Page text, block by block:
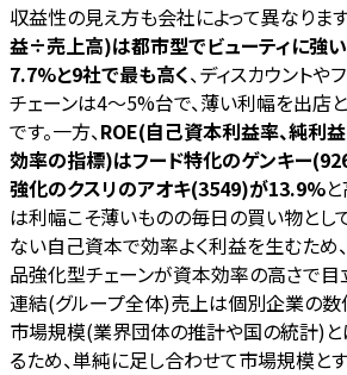
収益性の見え方も会社によって異なります
益÷売上高)は都市型でビューティに強
7.7%と9社で最も高く、ディスカウント
チェーンは4〜5%台で、薄い利幅を出店
です。一方、ROE(自己資本利益率、純利
効率の指標)はフード特化のゲンキー
強化のクスリのアオキ(3549)が13.9%
は利幅こそ薄いものの毎日の買い物とし
ない自己資本で効率よく利益を生むため
品強化型チェーンが資本効率の高さで目
連結(グループ全体)売上は個別企業の数
市場規模(業界団体の推計や国の統計)
るため、単純に足し合わせて市場規模と